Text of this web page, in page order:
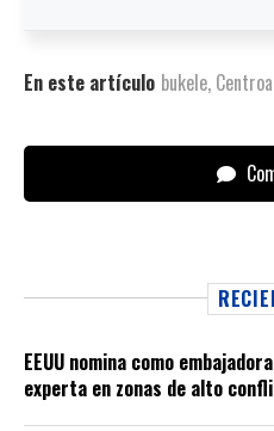
En este artículo bukele,
EEUU nomina como
experta en zonas de alto